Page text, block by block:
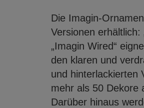
Die Imagin-
Versionen erhältlich:
„Imagin Wired“
den klaren und
und hinterlackierten
mehr als 50 Dekore
Darüber hinaus